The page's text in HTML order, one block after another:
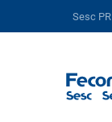
Sesc PR